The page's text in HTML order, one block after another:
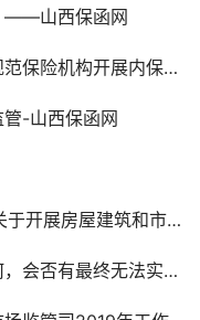
——山西保函网
保外贷业务有关事项的通知
-山西保函网
投标保证保险工作的意见（试行）
终无法实际履行的可能？